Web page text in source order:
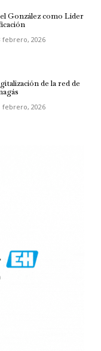
González como Líder
febrero, 2026
de la red de
febrero, 2026